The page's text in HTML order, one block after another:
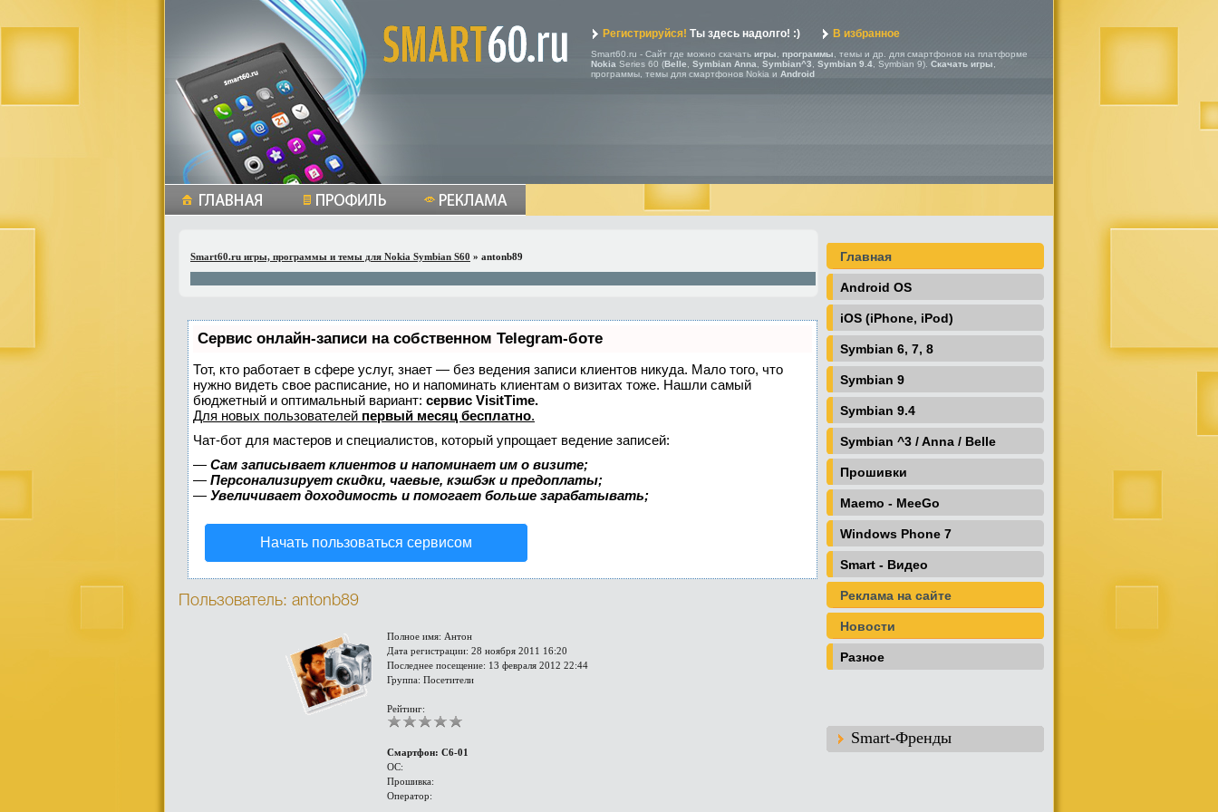
Регистрируйся! Ты здесь надолго! :) В избранное
Smart60.ru - Сайт где можно скачать игры программы , темы и др. для смартфонов на платформе
Nokia Series 60 (Belle Symbian Anna Symbian^3 Symbian 9.4 , Symbian 9). Скачать игры
программы, темы для смартфонов Nokia и Android
Smart60.ru игры, программы и темы для Nokia Symbian S60 » antonb89
Сервис онлайн-записи на собственном Telegram-боте
Тот, кто работает в сфере услуг, знает — без ведения записи клиентов никуда. Мало того, что
нужно видеть свое расписание, но и напоминать клиентам о визитах тоже. Нашли самый
бюджетный и оптимальный вариант: сервис VisitTime.
Для новых пользователей первый месяц бесплатно.
Чат-бот для мастеров и специалистов, который упрощает ведение записей:
— Сам записывает клиентов и напоминает им о визите;
— Персонализирует скидки, чаевые, кэшбэк и предоплаты;
— Увеличивает доходимость и помогает больше зарабатывать;
Начать пользоваться сервисом
Пользователь: antonb89
Полное имя: Антон
Дата регистрации: 28 ноября 2011 16:20
Последнее посещение: 13 февраля 2012 22:44
Группа: Посетители
Рейтинг:
Смартфон: C6-01
ОС:
Прошивка:
Оператор:
Главная
Android OS
iOS (iPhone, iPod)
Symbian 6, 7, 8
Symbian 9
Symbian 9.4
Symbian ^3 / Anna / Belle
Прошивки
Maemo - MeeGo
Windows Phone 7
Smart - Видео
Реклама на сайте
Новости
Разное
Smart-Френды